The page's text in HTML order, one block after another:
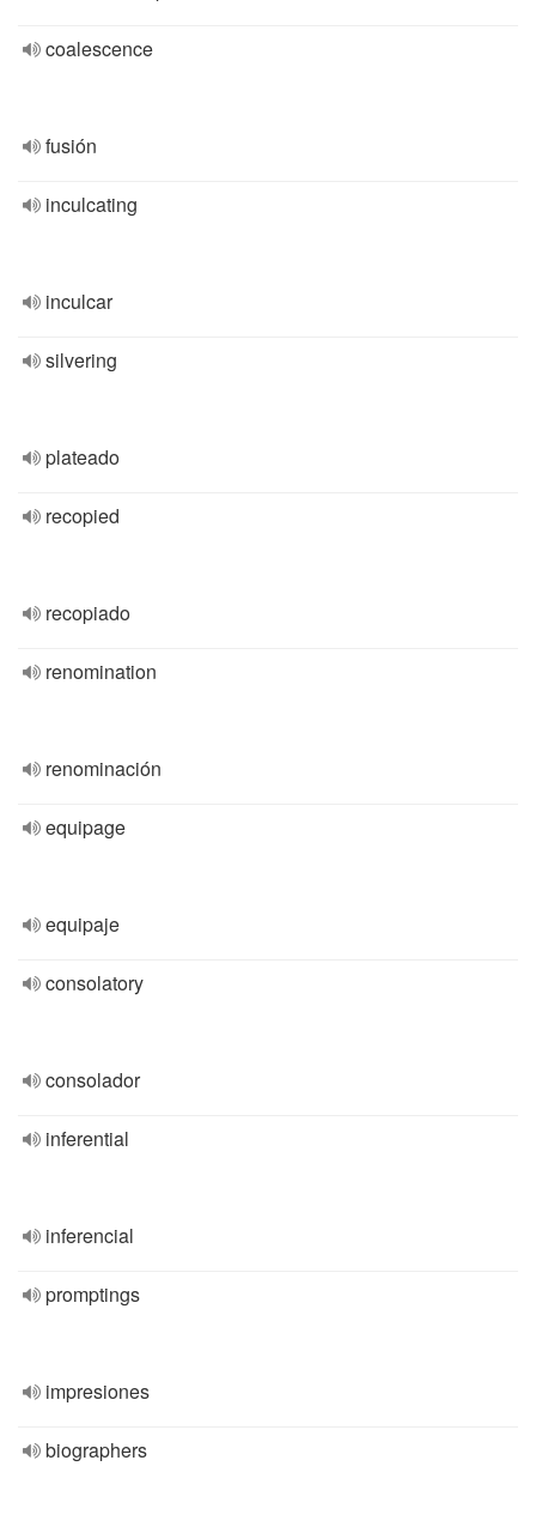
coalescence
fusión
inculcating
inculcar
silvering
plateado
recopied
recopiado
renomination
renominación
equipage
equipaje
consolatory
consolador
inferential
inferencial
promptings
impresiones
biographers